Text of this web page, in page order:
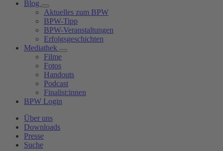
Blog
Aktuelles zum BPW
BPW-Tipp
BPW-Veranstaltungen
Erfolgsgeschichten
Mediathek
Filme
Fotos
Handouts
Podcast
Finalist:innen
BPW Login
Über uns
Downloads
Presse
Suche